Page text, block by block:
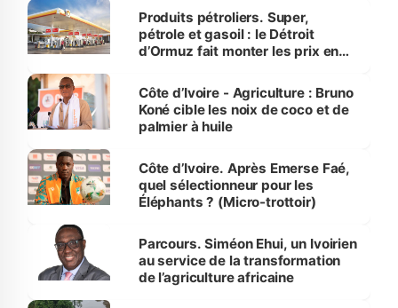
menacées
Produits pétroliers. Super,
pétrole et gasoil : le Détroit
d’Ormuz fait monter les prix en
Côte d’Ivoire - Agriculture : Bruno
Koné cible les noix de coco et de
palmier à huile
Côte d’Ivoire. Après Emerse Faé,
quel sélectionneur pour les
Éléphants ? (Micro-trottoir)
Parcours. Siméon Ehui, un Ivoirien
au service de la transformation
de l’agriculture africaine